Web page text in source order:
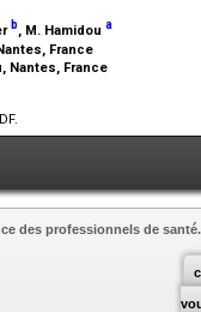
b, M. Hamidou a
France
Nantes, France
des professionnels de santé.